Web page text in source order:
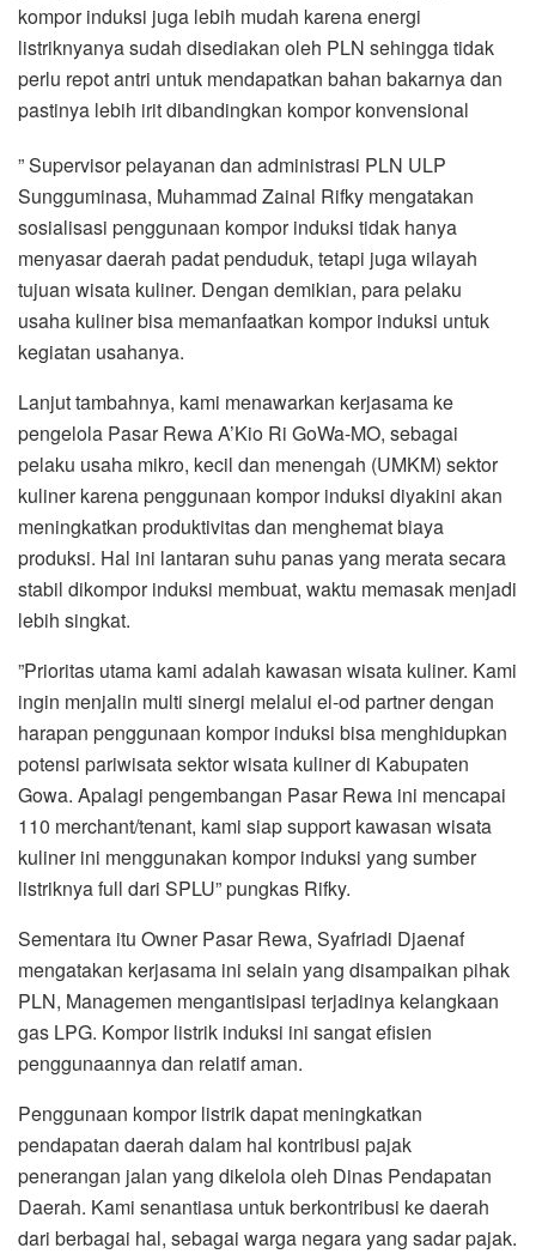
kompor induksi juga lebih mudah karena energi
listriknyanya sudah disediakan oleh PLN sehingga tidak
perlu repot antri untuk mendapatkan bahan bakarnya dan
pastinya lebih irit dibandingkan kompor konvensional
” Supervisor pelayanan dan administrasi PLN ULP
Sungguminasa, Muhammad Zainal Rifky mengatakan
sosialisasi penggunaan kompor induksi tidak hanya
menyasar daerah padat penduduk, tetapi juga wilayah
tujuan wisata kuliner. Dengan demikian, para pelaku
usaha kuliner bisa memanfaatkan kompor induksi untuk
kegiatan usahanya.
Lanjut tambahnya, kami menawarkan kerjasama ke
pengelola Pasar Rewa A’Kio Ri GoWa-MO, sebagai
pelaku usaha mikro, kecil dan menengah (UMKM) sektor
kuliner karena penggunaan kompor induksi diyakini akan
meningkatkan produktivitas dan menghemat biaya
produksi.‎ Hal ini lantaran suhu panas yang merata secara
stabil dikompor induksi membuat, waktu memasak menjadi
lebih singkat.
‎”Prioritas utama kami adalah kawasan wisata kuliner. Kami
ingin menjalin multi sinergi melalui el-od partner dengan
harapan penggunaan kompor induksi bisa menghidupkan
potensi pariwisata sektor wisata kuliner di Kabupaten
Gowa. Apalagi pengembangan Pasar Rewa ini mencapai
110 merchant/tenant, kami siap support kawasan wisata
kuliner ini menggunakan kompor induksi yang sumber
listriknya full dari SPLU” pungkas Rifky.
Sementara itu Owner Pasar Rewa, Syafriadi Djaenaf
mengatakan kerjasama ini selain yang disampaikan pihak
PLN, Managemen mengantisipasi terjadinya kelangkaan
gas LPG. Kompor listrik induksi ini sangat efisien
penggunaannya dan relatif aman.
Penggunaan kompor listrik dapat meningkatkan
pendapatan daerah dalam hal kontribusi pajak
penerangan jalan yang dikelola oleh Dinas Pendapatan
Daerah. Kami senantiasa untuk berkontribusi ke daerah
dari berbagai hal, sebagai warga negara yang sadar pajak.